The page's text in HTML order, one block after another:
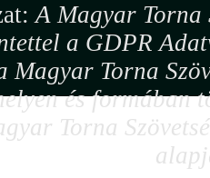
A Magyar Torna
a GDPR
Magyar Torna
és formában
Torna